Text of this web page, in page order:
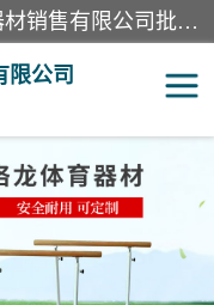
【1分钟前更新】盐山洛龙体育器材销售有限公司批量供应：300米障碍器材、400米障碍器材、部队训练器材、双杠、体操垫、舞蹈把杆等产品。盐山洛龙体育器材销售有限公司经过多年的发展，集研发，生产，销售，售后服务为一体. 奉行“质量，信誉，服务”的宗旨，以开拓创新的精神和真诚守信的态度积极进取。
限公司
把杆
垫